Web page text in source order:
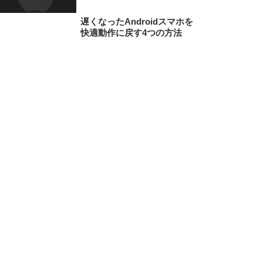
遅くなったAndroidスマホを
快適動作に戻す4つの方法